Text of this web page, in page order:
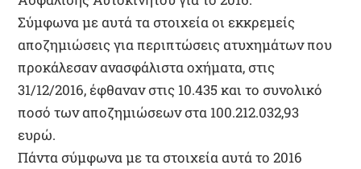
Σύμφωνα με αυτά τα στοιχεία οι εκκρεμείς
αποζημιώσεις για περιπτώσεις ατυχημάτων που
προκάλεσαν ανασφάλιστα οχήματα, στις
31/12/2016, έφθαναν στις 10.435 και το συνολικό
ποσό των αποζημιώσεων στα 100.212.032,93
ευρώ.
Πάντα σύμφωνα με τα στοιχεία αυτά το 2016